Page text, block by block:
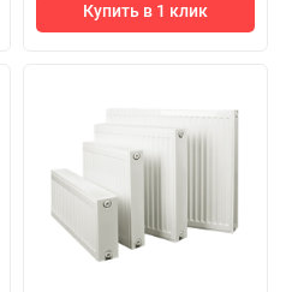
Купить в 1 клик